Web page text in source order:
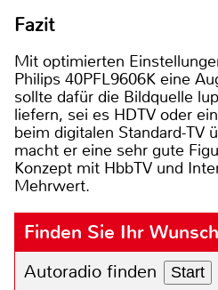
Fazit
Mit optimierten
Philips 40PFL9606K eine
sollte dafür die Bildquelle
liefern, sei es HDTV oder
beim digitalen Standard-TV
macht er eine sehr gute
Konzept mit HbbTV und
Mehrwert.
Finden Sie Ihr
Autoradio finden Start